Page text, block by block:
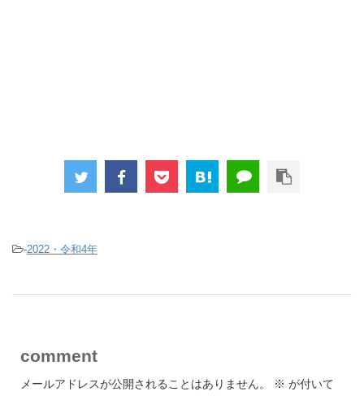
-2022・令和4年
comment
メールアドレスが公開されることはありません。 ※ が付いて